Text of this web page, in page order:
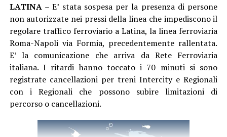
LATINA– E’ stata sospesa per la presenza di persone
non autorizzate nei pressi della linea che impediscono il
regolare traffico ferroviario a Latina, la linea ferroviaria
Roma-Napoli via Formia, precedentemente rallentata.
E’ la comunicazione che arriva da Rete Ferroviaria
italiana. I ritardi hanno toccato i 70 minuti si sono
registrate cancellazioni per treni Intercity e Regionali
con i Regionali che possono subire limitazioni di
percorso o cancellazioni.